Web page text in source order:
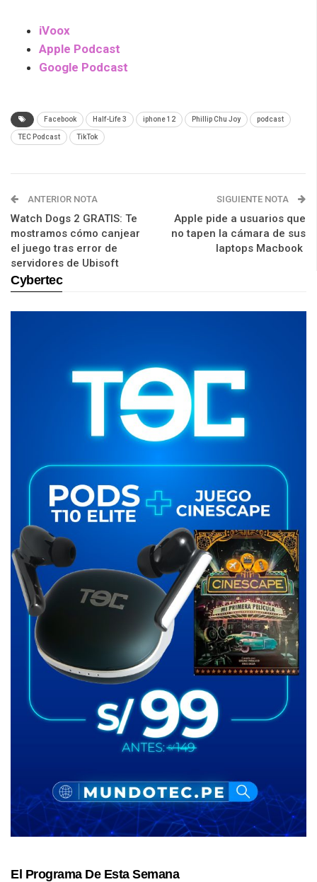
iVoox
Apple Podcast
Google Podcast
Facebook Half-Life 3 iphone 12 Phillip Chu Joy podcast
TEC Podcast TikTok
ANTERIOR NOTA
Watch Dogs 2 GRATIS: Te
mostramos cómo canjear
el juego tras error de
servidores de Ubisoft
SIGUIENTE NOTA
Apple pide a usuarios que
no tapen la cámara de sus
laptops Macbook
Cybertec
El Programa De Esta Semana